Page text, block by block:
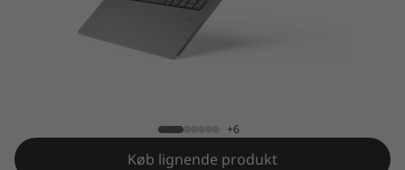
+6
Køb lignende produkt